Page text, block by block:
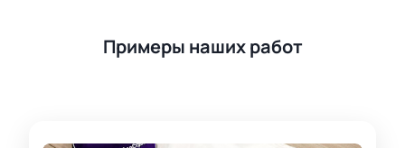
Примеры наших работ